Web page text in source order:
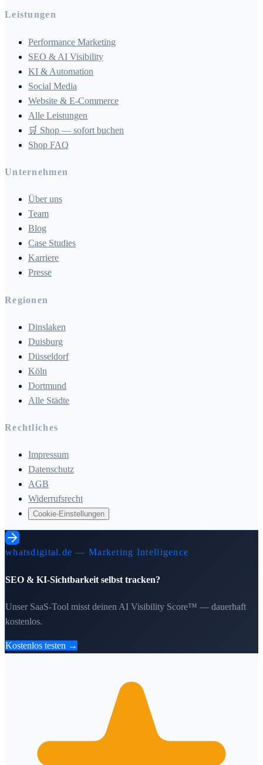
Leistungen
Performance Marketing
SEO & AI Visibility
KI & Automation
Social Media
Website & E-Commerce
Alle Leistungen
🛒 Shop — sofort buchen
Shop FAQ
Unternehmen
Über uns
Team
Blog
Case Studies
Karriere
Presse
Regionen
Dinslaken
Duisburg
Düsseldorf
Köln
Dortmund
Alle Städte
Rechtliches
Impressum
Datenschutz
AGB
Widerrufsrecht
Cookie-Einstellungen
whatsdigital.de — Marketing Intelligence
SEO & KI-Sichtbarkeit selbst tracken?
Unser SaaS-Tool misst deinen AI Visibility Score™ — dauerhaft
kostenlos.
Kostenlos testen →